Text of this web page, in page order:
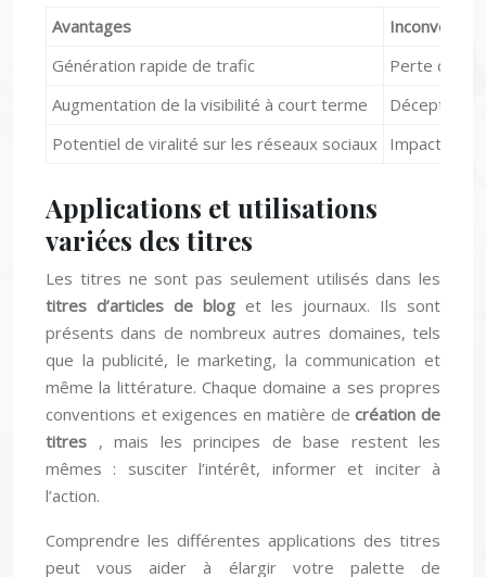
Avantages
Génération rapide de trafic
Perte de
Augmentation de la visibilité à court terme
Déception
Potentiel de viralité sur les réseaux sociaux Impact
Applications et utilisations
variées des titres
Les titres ne sont pas seulement utilisés dans les
titres d’articles de blog et les journaux. Ils sont
présents dans de nombreux autres domaines, tels
que la publicité, le marketing, la communication et
même la littérature. Chaque domaine a ses propres
conventions et exigences en matière decréation de
titres , mais les principes de base restent les
mêmes : susciter l’intérêt, informer et inciter à
l’action.
Comprendre les différentes applications des titres
peut vous aider à élargir votre palette de